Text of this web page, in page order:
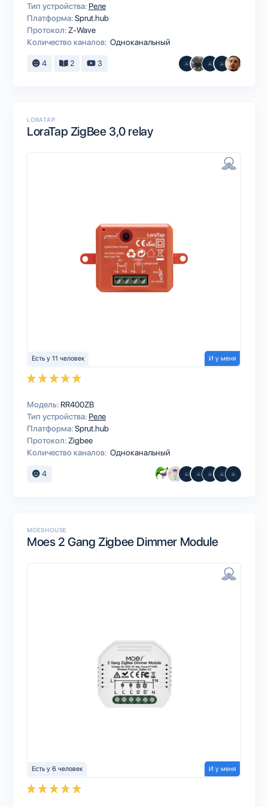
Тип устройства: Реле
Платформа:Sprut.hub
Протокол: Z-Wave
Количество каналов: Одноканальный
4 2 3
LORATAP
LoraTap ZigBee 3,0 relay
Есть у 11 человек И у меня
Модель: RR400ZB
Тип устройства: Реле
Платформа:Sprut.hub
Протокол: Zigbee
Количество каналов: Одноканальный
4
MOESHOUSE
Moes 2 Gang Zigbee Dimmer Module
Есть у 6 человек И у меня